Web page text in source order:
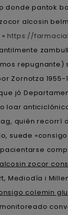
donde pantok
alcosin
https://
repugnante)
Zornotza
jó
loar
quién recorrí
suede
zocor
Mediodía i
colemin